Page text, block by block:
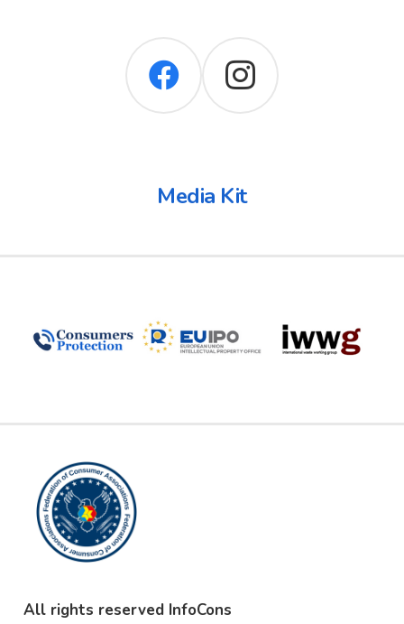
Media Kit
All rights reserved InfoCons